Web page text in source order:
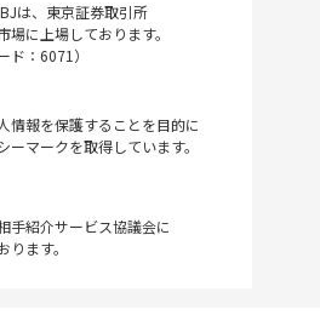
は、東京証券取引所
場に上場しております。
ド：6071）
情報を保護することを目的に
ーマークを取得しています。
手紹介サービス協議会に
ります。